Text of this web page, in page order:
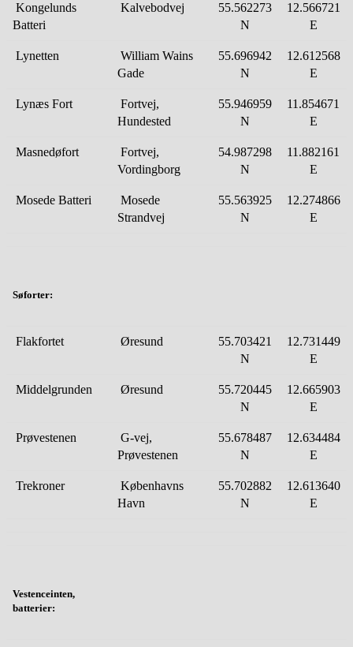
Kongelunds
Batteri
Kalvebodvej
55.562273
N
12.566721
E
Lynetten
William Wains
Gade
55.696942
N
12.612568
E
Lynæs Fort
Fortvej,
Hundested
55.946959
N
11.854671
E
Masnedøfort
Fortvej,
Vordingborg
54.987298
N
11.882161
E
Mosede Batteri
Mosede
Strandvej
55.563925
N
12.274866
E
Søforter:
Flakfortet Øresund
55.703421
N
12.731449
E
Middelgrunden Øresund
55.720445
N
12.665903
E
Prøvestenen
G-vej,
Prøvestenen
55.678487
N
12.634484
E
Trekroner
Københavns
Havn
55.702882
N
12.613640
E
Vestenceinten,
batterier: